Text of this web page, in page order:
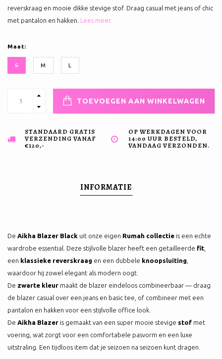
reverskraag en mooie dikke stevige stof. Draag casual met jeans of chic
met pantalon en hakken. Lees meer..
Maat:
S M L
TOEVOEGEN AAN WINKELWAGEN
STANDAARD GRATIS
VERZENDING VANAF
€120,-
OP WERKDAGEN VOOR
14:00 UUR BESTELD,
VANDAAG VERZONDEN.
INFORMATIE
De Aikha Blazer Black uit onze eigen Rumah collectie is een echte
wardrobe essential. Deze stijlvolle blazer heeft een getailleerde fit
een klassieke reverskraag en een dubbele knoopsluiting
waardoor hij zowel elegant als modern oogt.
De zwarte kleur maakt de blazer eindeloos combineerbaar — draag
de blazer casual over een jeans en basic tee, of combineer met een
pantalon en hakken voor een stijlvolle office look.
De Aikha Blazer is gemaakt van een super mooie stevige stof met
voering, wat zorgt voor een comfortabele pasvorm en een luxe
uitstraling. Een tijdloos item dat je seizoen na seizoen kunt dragen.